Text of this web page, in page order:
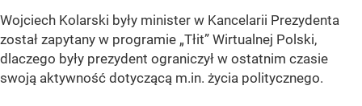
Wojciech Kolarski były minister w Kancelarii Prezydenta
został zapytany w programie „Tłit” Wirtualnej Polski,
dlaczego były prezydent ograniczył w ostatnim czasie
swoją aktywność dotyczącą m.in. życia politycznego.